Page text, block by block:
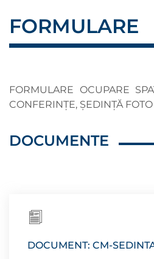
FORMULARE
FORMULARE OCUPARE
CONFERINȚE, ȘEDINȚĂ FOTO
DOCUMENTE
DOCUMENT: CM-